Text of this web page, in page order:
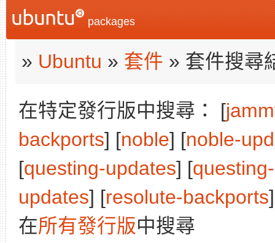
packages
» Ubuntu » 套件 » 套件搜尋
在特定發行版中搜尋： [
backports] [noble] [noble-
[questing-updates] [
updates] [resolute-backports
在所有發行版中搜尋